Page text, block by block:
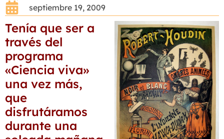
septiembre 19, 2009
Tenía que ser a
través del
programa
«Ciencia viva»
una vez más,
que
disfrutáramos
durante una